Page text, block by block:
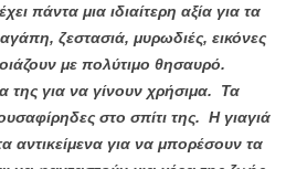
πάντα μια ιδιαίτερη αξία για τα
ζεστασιά, μυρωδιές, εικόνες
με πολύτιμο θησαυρό.
της για να γίνουν χρήσιμα. Τα
στο σπίτι της. Η γιαγιά
αντικείμενα για να μπορέσουν τα